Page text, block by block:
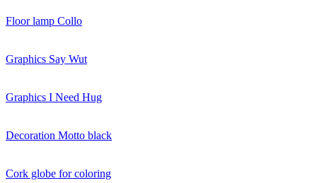
Floor lamp Collo
Graphics Say Wut
Graphics I Need Hug
Decoration Motto black
Cork globe for coloring